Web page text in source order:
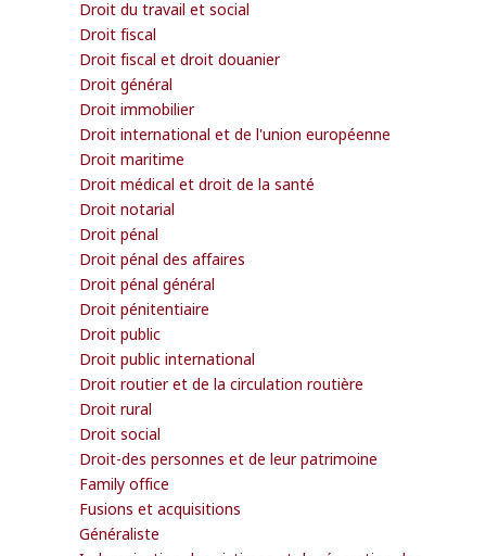
Droit du travail et social
Droit fiscal
Droit fiscal et droit douanier
Droit général
Droit immobilier
Droit international et de l'union européenne
Droit maritime
Droit médical et droit de la santé
Droit notarial
Droit pénal
Droit pénal des affaires
Droit pénal général
Droit pénitentiaire
Droit public
Droit public international
Droit routier et de la circulation routière
Droit rural
Droit social
Droit-des personnes et de leur patrimoine
Family office
Fusions et acquisitions
Généraliste